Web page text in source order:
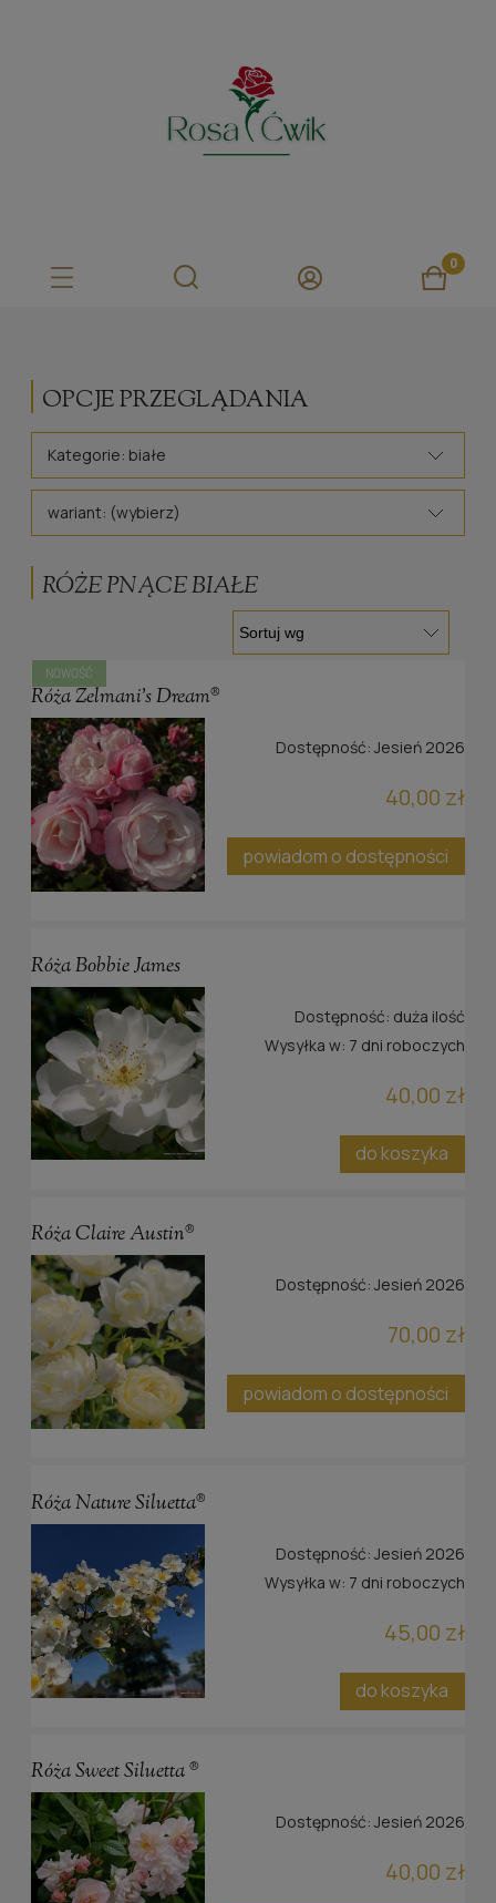
OPCJE PRZEGLĄDANIA
Kategorie: białe
wariant: (wybierz)
RÓŻE PNĄCE BIAŁE
Róża Zelmani's Dream®
Dostępność: Jesień 2026
40,00 zł
powiadom o dostępności
NOWOŚĆ
Róża Bobbie James
Dostępność: duża ilość
Wysyłka w: 7 dni roboczych
40,00 zł
do koszyka
Róża Claire Austin®
Dostępność: Jesień 2026
70,00 zł
powiadom o dostępności
Róża Nature Siluetta®
Dostępność: Jesień 2026
Wysyłka w: 7 dni roboczych
45,00 zł
do koszyka
Róża Sweet Siluetta ®
Dostępność: Jesień 2026
40,00 zł